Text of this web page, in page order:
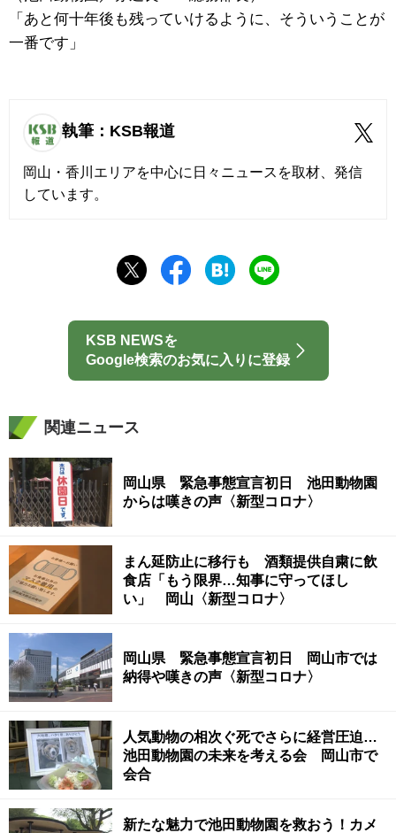
「あと何十年後も残っていけるように、そういうことが
一番です」
執筆：KSB報道
岡山・香川エリアを中心に日々ニュースを取材、発信
しています。
KSB NEWSを
Google検索のお気に入りに登録
関連ニュース
岡山県 緊急事態宣言初日 池田動物園
からは嘆きの声〈新型コロナ〉
まん延防止に移行も 酒類提供自粛に飲
食店「もう限界…知事に守ってほし
い」 岡山〈新型コロナ〉
岡山県 緊急事態宣言初日 岡山市では
納得や嘆きの声〈新型コロナ〉
人気動物の相次ぐ死でさらに経営圧迫…
池田動物園の未来を考える会 岡山市で
会合
新たな魅力で池田動物園を救おう！カメ